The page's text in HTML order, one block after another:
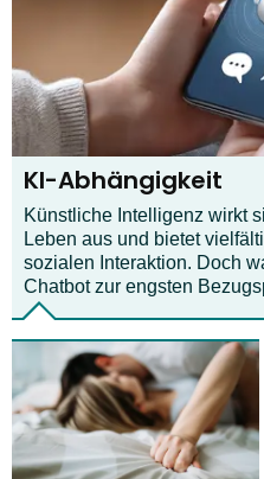
KI-Abhängigkeit
Künstliche Intelligenz wirkt
Leben aus und bietet
sozialen Interaktion. Doch
Chatbot zur engsten